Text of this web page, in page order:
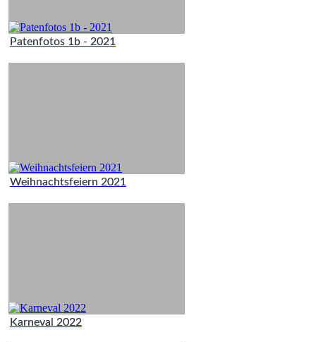
Patenfotos 1b - 2021
Weihnachtsfeiern 2021
Karneval 2022